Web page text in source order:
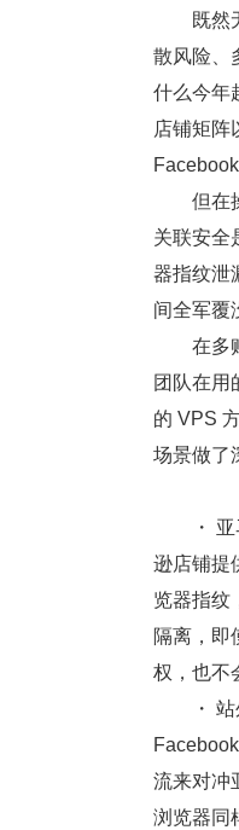
既然无
散风险、
什么今年
店铺矩阵
Facebook
但在操
关联安全
器指纹泄
间全军覆
在多账
团队在用
的 VPS
场景做了
・ 亚
逊店铺提
览器指纹
隔离，即
权，也不
・ 站
流来对冲
浏览器同